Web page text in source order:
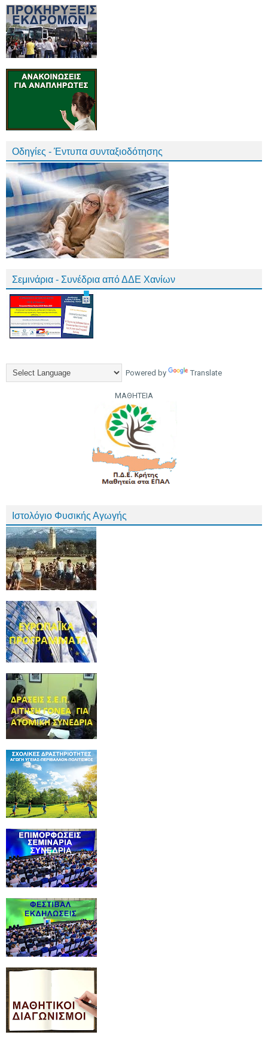
Οδηγίες - Έντυπα συνταξιοδότησης
Σεμινάρια - Συνέδρια από ΔΔΕ Χανίων
Powered by Translate
ΜΑΘΗΤΕΙΑ
Ιστολόγιο Φυσικής Αγωγής